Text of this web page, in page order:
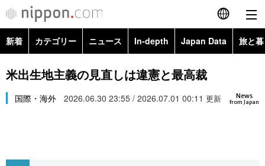
English
简体字
繁體字
新着 カテゴリー ニュース In-depth Japan Data 旅と
政治・外交
経済・ビジネス
社会
Images
米出生地主義の見直しは違憲と最高裁
News
from Japan
国際・海外 2026.06.30 23:55 / 2026.07.01 00:11 更新